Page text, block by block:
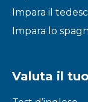
Impara il
Impara lo
Valuta il